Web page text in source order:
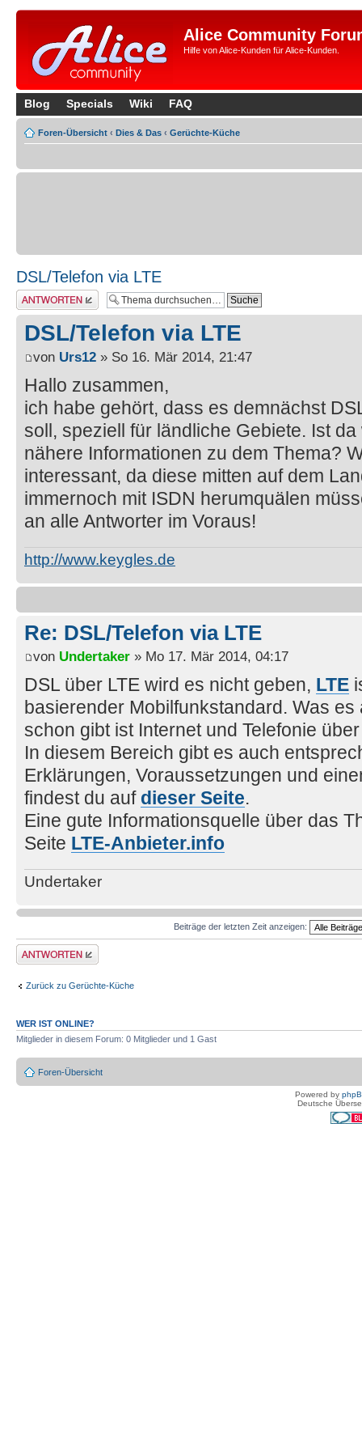
Alice Community
Hilfe von Alice-Kunden für Alice-Kunden.
Blog Specials Wiki FAQ
Foren-Übersicht ‹ Dies & Das ‹ Gerüchte-Küche
DSL/Telefon via LTE
Antwort erstellen
DSL/Telefon via LTE
von Urs12 » So 16. Mär 2014, 21:47
Hallo zusammen,
ich habe gehört, dass es demnächst
soll, speziell für ländliche Gebiete. Ist
nähere Informationen zu dem Thema?
interessant, da diese mitten auf dem
immernoch mit ISDN herumquälen
an alle Antworter im Voraus!
http://www.keygles.de
Re: DSL/Telefon via LTE
von Undertaker » Mo 17. Mär 2014, 04:17
DSL über LTE wird es nicht geben, LTE
basierender Mobilfunkstandard. Was
schon gibt ist Internet und Telefonie
In diesem Bereich gibt es auch
Erklärungen, Voraussetzungen und
findest du auf dieser Seite.
Eine gute Informationsquelle über das
Seite LTE-Anbieter.info
Undertaker
Beiträge der letzten Zeit anzeigen:
Antwort erstellen
Zurück zu Gerüchte-Küche
WER IST ONLINE?
Mitglieder in diesem Forum: 0 Mitglieder und 1 Gast
Foren-Übersicht
Powered by
Deutsche